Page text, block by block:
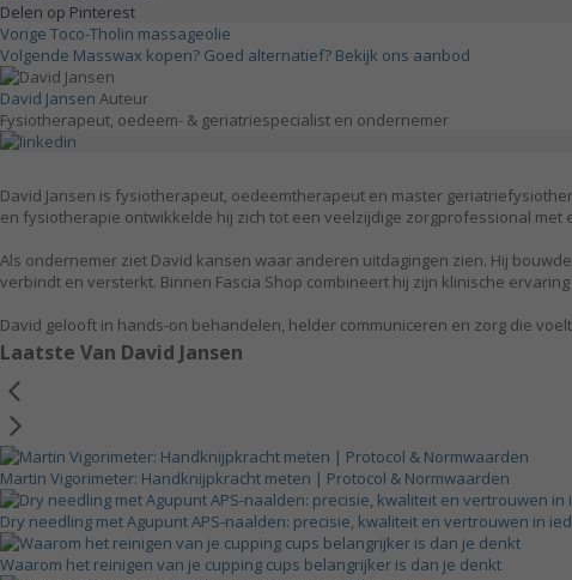
Delen op Pinterest
Vorige Toco-Tholin massageolie
Volgende Masswax kopen? Goed alternatief? Bekijk ons aanbod
David Jansen Auteur
Fysiotherapeut, oedeem- & geriatriespecialist en ondernemer
David Jansen is fysiotherapeut, oedeemtherapeut en master
en fysiotherapie ontwikkelde hij zich tot een veelzijdige zorgprofessional
Als ondernemer ziet David kansen waar anderen uitdagingen zien. Hij
verbindt en versterkt. Binnen Fascia Shop combineert hij zijn klinische
David gelooft in hands-on behandelen, helder communiceren en zorg die
Laatste Van David Jansen
Martin Vigorimeter: Handknijpkracht meten | Protocol & Normwaarden
Dry needling met Agupunt APS-naalden: precisie, kwaliteit en vertrouwen in
Waarom het reinigen van je cupping cups belangrijker is dan je denkt